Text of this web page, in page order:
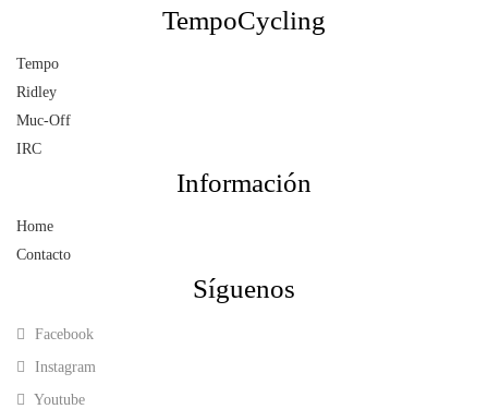
TempoCycling
Tempo
Ridley
Muc-Off
IRC
Información
Home
Contacto
Síguenos
Facebook
Instagram
Youtube